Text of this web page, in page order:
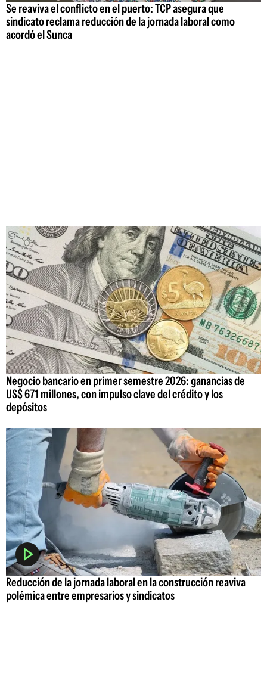
Se reaviva el conflicto en el puerto: TCP asegura que
sindicato reclama reducción de la jornada laboral como
acordó el Sunca
Negocio bancario en primer semestre 2026: ganancias de
US$ 671 millones, con impulso clave del crédito y los
depósitos
Reducción de la jornada laboral en la construcción reaviva
polémica entre empresarios y sindicatos